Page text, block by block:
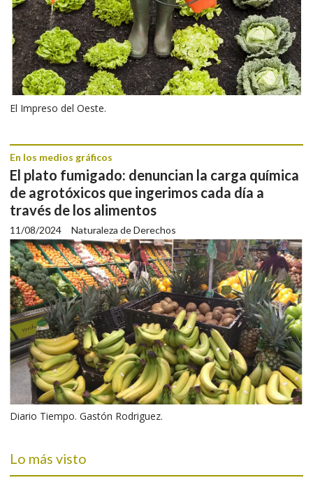
El Impreso del Oeste.
El plato fumigado: denuncian la carga química
de agrotóxicos que ingerimos cada día a
través de los alimentos
Naturaleza de Derechos
En los medios gráficos
11/08/2024
Diario Tiempo. Gastón Rodriguez.
Lo más visto